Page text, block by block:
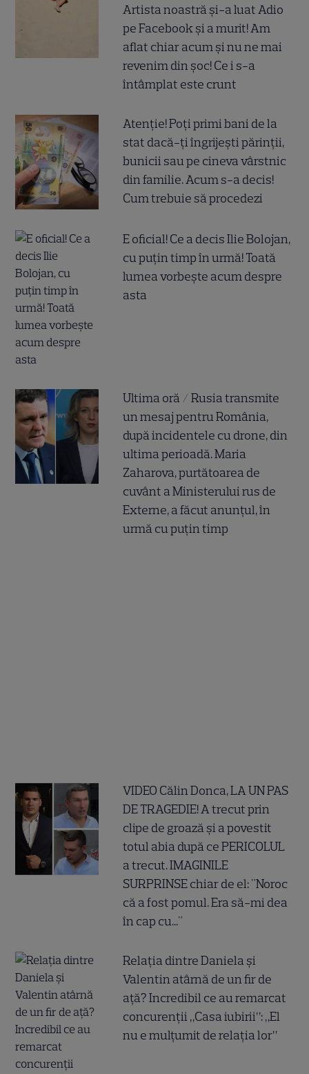
Artista noastră și-a luat Adio
pe Facebook și a murit! Am
aflat chiar acum și nu ne mai
revenim din șoc! Ce i s-a
întâmplat este crunt
Atenție! Poți primi bani de la
stat dacă-ți îngrijești părinții,
bunicii sau pe cineva vârstnic
din familie. Acum s-a decis!
Cum trebuie să procedezi
E oficial! Ce a decis Ilie Bolojan,
cu puțin timp în urmă! Toată
lumea vorbește acum despre
asta
Ultima oră / Rusia transmite
un mesaj pentru România,
după incidentele cu drone, din
ultima perioadă. Maria
Zaharova, purtătoarea de
cuvânt a Ministerului rus de
Externe, a făcut anunțul, în
urmă cu puțin timp
VIDEO Călin Donca, LA UN PAS
DE TRAGEDIE! A trecut prin
clipe de groază și a povestit
totul abia după ce PERICOLUL
a trecut. IMAGINILE
SURPRINSE chiar de el: "Noroc
că a fost pomul. Era să-mi dea
în cap cu..."
Relația dintre Daniela și
Valentin atârnă de un fir de
ață? Incredibil ce au remarcat
concurenții „Casa iubirii”: „El
nu e mulțumit de relația lor”